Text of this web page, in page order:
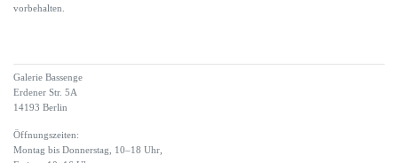
vorbehalten.
Galerie Bassenge
Erdener Str. 5A
14193 Berlin
Öffnungszeiten:
Montag bis Donnerstag, 10–18 Uhr,